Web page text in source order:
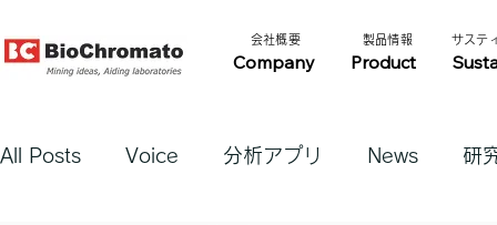
Company Product
​製品情報​​
​会社概要​​ サステ
All Posts Voice 分析アプリ News 研